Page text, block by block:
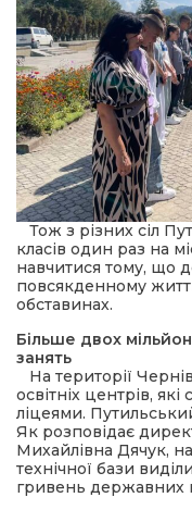
та контакти
Тож з різних сіл
класів один раз на
навчитися тому, що
повсякденному
обставинах.
Більше двох
занять
На території
освітніх центрів,
ліцеями.
Як розповідає
Михайлівна Дячук,
технічної бази
гривень державних